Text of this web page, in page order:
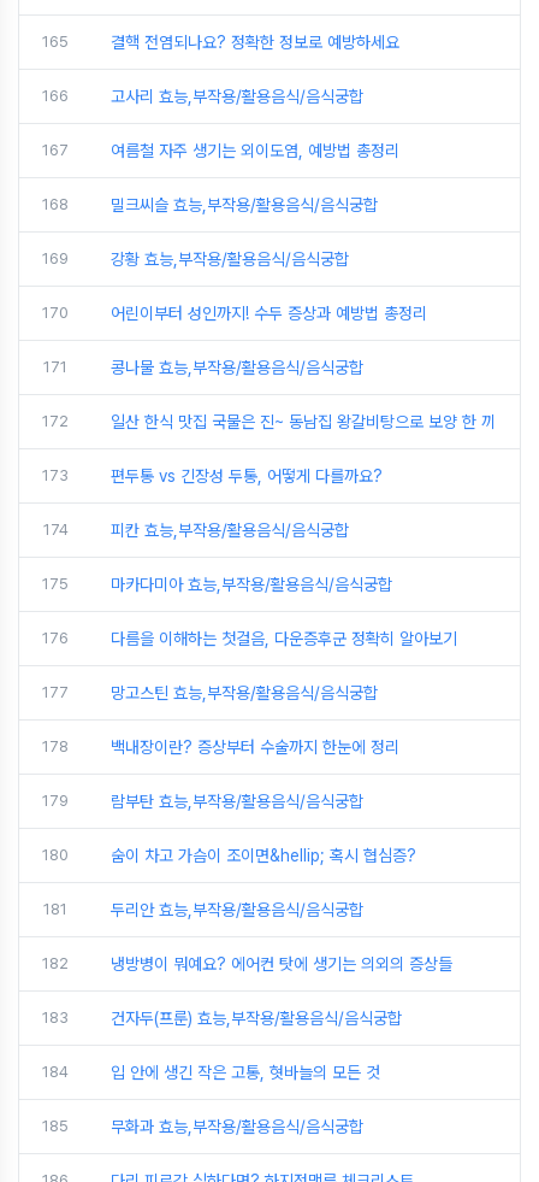
165 결핵 전염되나요? 정확한 정보로 예방하세요
166 고사리 효능,부작용/활용음식/음식궁합
167 여름철 자주 생기는 외이도염, 예방법 총정리
168 밀크씨슬 효능,부작용/활용음식/음식궁합
169 강황 효능,부작용/활용음식/음식궁합
170 어린이부터 성인까지! 수두 증상과 예방법 총정리
171 콩나물 효능,부작용/활용음식/음식궁합
172 일산 한식 맛집 국물은 진~ 동남집 왕갈비탕으로 보양 한 끼
173 편두통 vs 긴장성 두통, 어떻게 다를까요?
174 피칸 효능,부작용/활용음식/음식궁합
175 마카다미아 효능,부작용/활용음식/음식궁합
176 다름을 이해하는 첫걸음, 다운증후군 정확히 알아보기
177 망고스틴 효능,부작용/활용음식/음식궁합
178 백내장이란? 증상부터 수술까지 한눈에 정리
179 람부탄 효능,부작용/활용음식/음식궁합
180 숨이 차고 가슴이 조이면&hellip; 혹시 협심증?
181 두리안 효능,부작용/활용음식/음식궁합
182 냉방병이 뭐예요? 에어컨 탓에 생기는 의외의 증상들
183 건자두(프룬) 효능,부작용/활용음식/음식궁합
184 입 안에 생긴 작은 고통, 혓바늘의 모든 것
185 무화과 효능,부작용/활용음식/음식궁합